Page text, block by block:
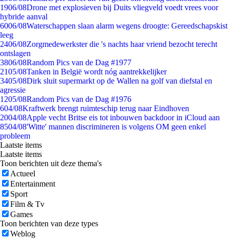
1906/08Drone met explosieven bij Duits vliegveld voedt vrees voor
hybride aanval
6006/08Waterschappen slaan alarm wegens droogte: Gereedschapskist
leeg
2406/08Zorgmedewerkster die 's nachts haar vriend bezocht terecht
ontslagen
3806/08Random Pics van de Dag #1977
2105/08Tanken in België wordt nóg aantrekkelijker
3405/08Dirk sluit supermarkt op de Wallen na golf van diefstal en
agressie
1205/08Random Pics van de Dag #1976
604/08Kraftwerk brengt ruimteschip terug naar Eindhoven
2004/08Apple vecht Britse eis tot inbouwen backdoor in iCloud aan
8504/08'Witte' mannen discrimineren is volgens OM geen enkel
probleem
Laatste items
Laatste items
Toon berichten uit deze thema's
Actueel
Entertainment
Sport
Film & Tv
Games
Toon berichten van deze types
Weblog